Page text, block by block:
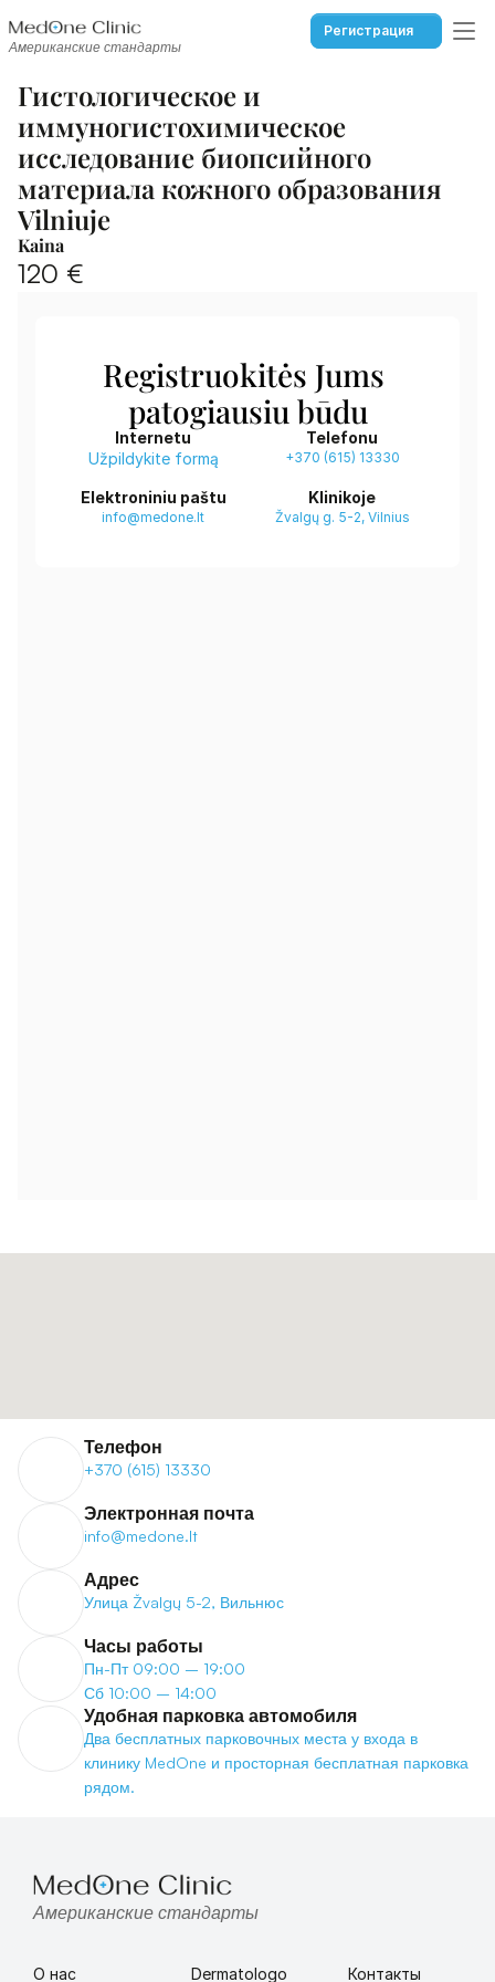
Американские стандарты
Регистрация
Гистологическое и
иммуногистохимическое
исследование биопсийного
материала кожного образования
Vilniuje
Kaina
120 €
Registruokitės Jums
patogiausiu būdu
Internetu
Užpildykite formą
Telefonu
+370 (615) 13330
Elektroniniu paštu
info@medone.lt
Klinikoje
Žvalgų g. 5-2, Vilnius
Телефон
+370 (615) 13330
Электронная почта
info@medone.lt
Адрес
Улица Žvalgų 5-2, Вильнюс
Часы работы
Пн-Пт 09:00 – 19:00
Сб 10:00 – 14:00
Удобная парковка автомобиля
Два бесплатных парковочных места у входа в
клинику MedOne и просторная бесплатная парковка
рядом.
Американские стандарты
О нас Dermatologo Контакты